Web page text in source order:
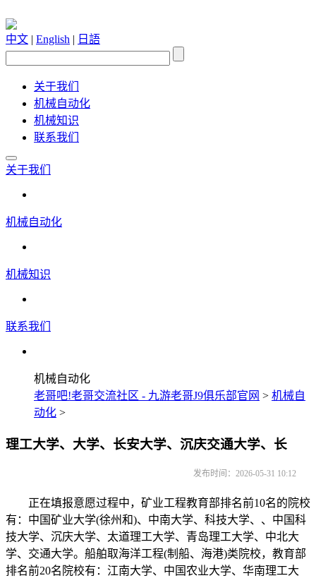
中文 | English | 日語
关于我们
机械自动化
机械知识
联系我们
关于我们
机械自动化
机械知识
联系我们
机械自动化
老哥吧!老哥交流社区 - 九游老哥J9俱乐部官网 > 机械自
动化 >
理工大学、大学、长安大学、沉庆交通大学、长
发布时间：2026-05-31 10:12
正在填报意愿过程中，矿业工程教育部排名前10名的院校
有：中国矿业大学(徐州和)、中南大学、科技大学、、中国科
技大学、沉庆大学、太道理工大学、青岛理工大学、中北大
学、交通大学。船舶取海洋工程(制船、海港)类院校，教育部
排名前20名院校有：江南大学、中国农业大学、华南理工大